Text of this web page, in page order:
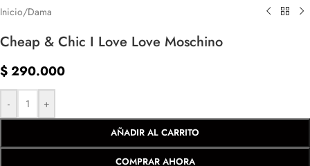
Inicio/Dama
Cheap & Chic I Love Love Moschino
$290.000
- +
AÑADIR AL CARRITO
COMPRAR AHORA